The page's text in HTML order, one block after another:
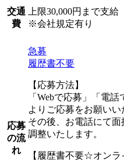
交通
費
上限30,000円まで支給
※会社規定有り
応募
の流
れ
急募
履歴書不要
【応募方法】
「Webで応募」「電
よりご応募をお願いい
その後、お電話にて面
調整いたします。
【履歴書不要☆オンラ